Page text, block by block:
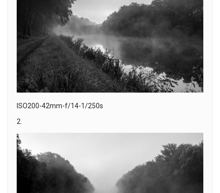
ISO200-42mm-f/14-1/250s
2.